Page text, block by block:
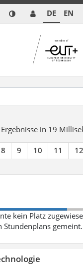
DE EN
in 19
8 9 10 11 12
kein Platz